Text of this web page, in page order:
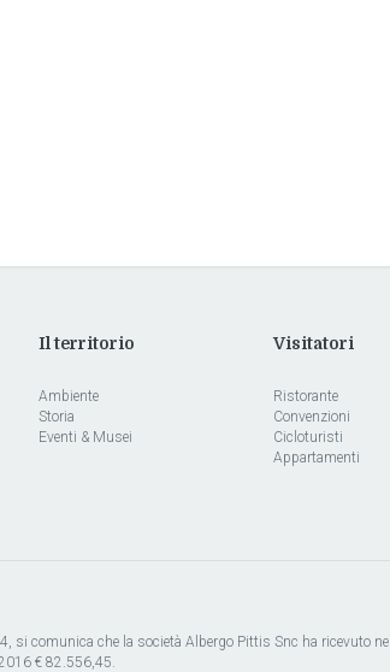
Il territorio
Ambiente
Storia
Eventi & Musei
Visitatori
Ristorante
Convenzioni
Cicloturisti
Appartamenti
comunica che la società Albergo Pittis Snc ha ricevuto
€ 82.556,45.